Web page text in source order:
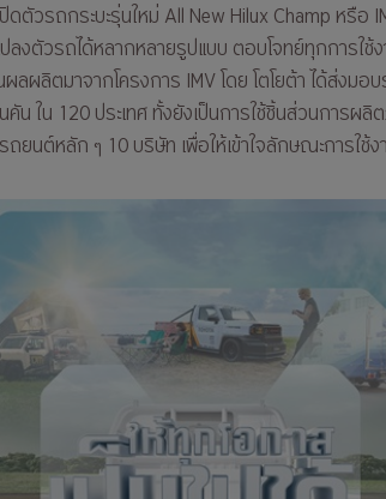
ปิดตัวรถกระบะรุ่นใหม่ All New Hilux Champ หรื
ลงตัวรถได้หลากหลายรูปแบบ ตอบโจทย์ทุกการใช้
ผลผลิตมาจากโครงการ IMV โดย โตโยต้า ได้ส่งม
น ใน 120 ประเทศ ทั้งยังเป็นการใช้ชิ้นส่วนการผลิ
ยนต์หลัก ๆ 10 บริษัท เพื่อให้เข้าใจลักษณะการใช้